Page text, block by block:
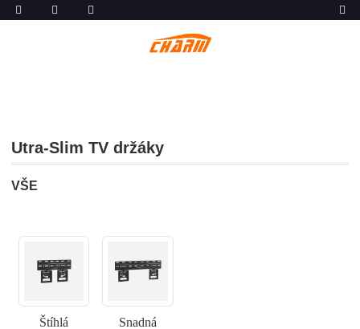
Utra-Slim TV držáky
VŠE
Štíhlá
Snadná